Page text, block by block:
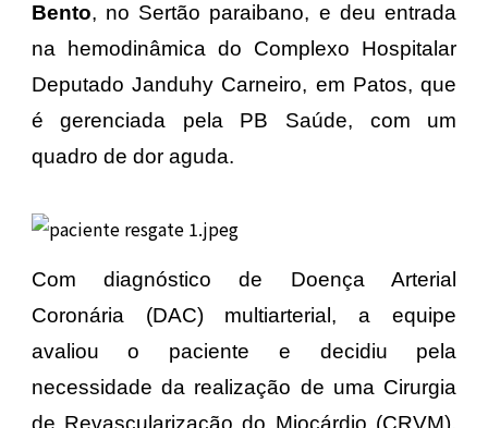
Bento, no Sertão paraibano, e deu entrada
na hemodinâmica do Complexo Hospitalar
Deputado Janduhy Carneiro, em Patos, que
é gerenciada pela PB Saúde, com um
quadro de dor aguda.
Com diagnóstico de Doença Arterial
Coronária (DAC) multiarterial, a equipe
avaliou o paciente e decidiu pela
necessidade da realização de uma Cirurgia
de Revascularização do Miocárdio (CRVM),